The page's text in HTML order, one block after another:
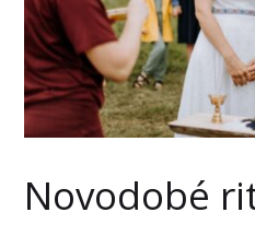
Novodobé